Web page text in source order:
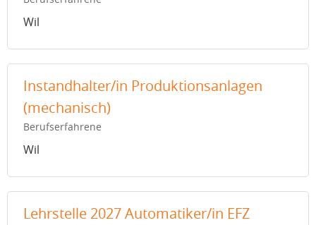
Wil
Instandhalter/in Produktionsanlagen
(mechanisch)
Berufserfahrene
Wil
Lehrstelle 2027 Automatiker/in EFZ